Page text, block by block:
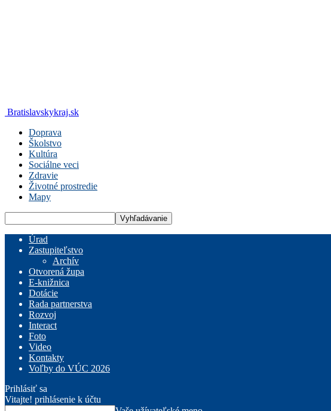
Bratislavskykraj.sk
Doprava
Školstvo
Kultúra
Sociálne veci
Zdravie
Životné prostredie
Mapy
Úrad
Zastupiteľstvo
Archív
Otvorená župa
E-knižnica
Dotácie
Rada partnerstva
Rozvoj
Interact
Foto
Video
Kontakty
Voľby do VÚC 2026
Prihlásiť sa
Vitajte! prihlásenie k účtu